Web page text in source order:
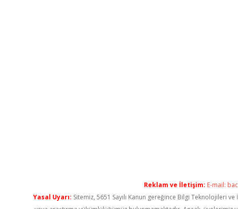
Reklam ve İletişim: E-mail:
Yasal Uyarı: Sitemiz, 5651 Sayılı Kanun gereğince Bilgi Teknolojileri